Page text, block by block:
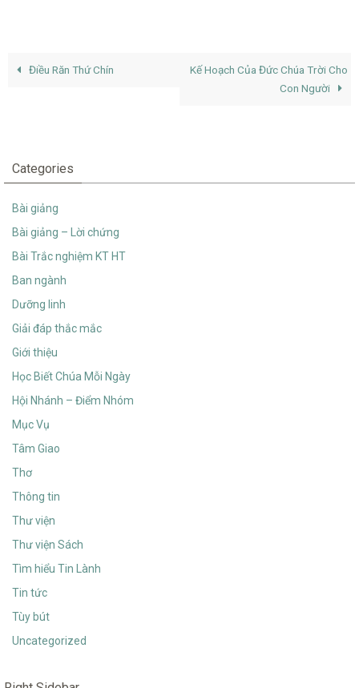
Điều Răn Thứ Chín
Kế Hoạch Của Đức Chúa Trời Cho
Con Người
Categories
Bài giảng
Bài giảng – Lời chứng
Bài Trắc nghiệm KT HT
Ban ngành
Dưỡng linh
Giải đáp thắc mắc
Giới thiệu
Học Biết Chúa Mỗi Ngày
Hội Nhánh – Điểm Nhóm
Mục Vụ
Tâm Giao
Thơ
Thông tin
Thư viện
Thư viện Sách
Tìm hiểu Tin Lành
Tin tức
Tùy bút
Uncategorized